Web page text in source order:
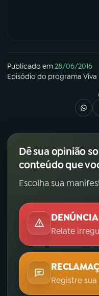
Publicado em28/06/2016
Episódio do programa Viva
Dê sua opinião
conteúdo que
Escolha sua
DENÚNCIA
Relate
Registre